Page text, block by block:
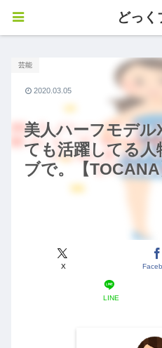
美人ハーフモデル
ても活躍してる
ブで。【TOCANA
芸能
X
LINE
2020.03.05
どっく